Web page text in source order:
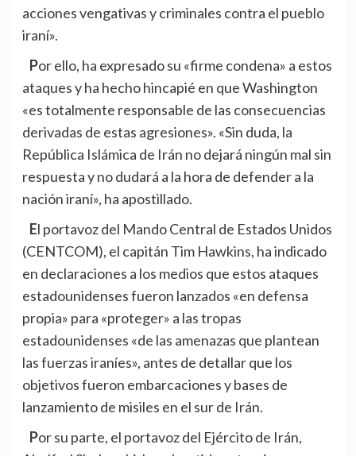
acciones vengativas y criminales contra el pueblo
iraní».
Por ello, ha expresado su «firme condena» a estos
ataques y ha hecho hincapié en que Washington
«es totalmente responsable de las consecuencias
derivadas de estas agresiones». «Sin duda, la
República Islámica de Irán no dejará ningún mal sin
respuesta y no dudará a la hora de defender a la
nación iraní», ha apostillado.
El portavoz del Mando Central de Estados Unidos
(CENTCOM), el capitán Tim Hawkins, ha indicado
en declaraciones a los medios que estos ataques
estadounidenses fueron lanzados «en defensa
propia» para «proteger» a las tropas
estadounidenses «de las amenazas que plantean
las fuerzas iraníes», antes de detallar que los
objetivos fueron embarcaciones y bases de
lanzamiento de misiles en el sur de Irán.
Por su parte, el portavoz del Ejército de Irán,